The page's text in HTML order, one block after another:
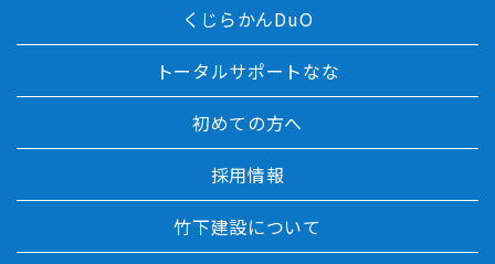
くじらかんDuO
トータルサポートなな
初めての方へ
採用情報
竹下建設について